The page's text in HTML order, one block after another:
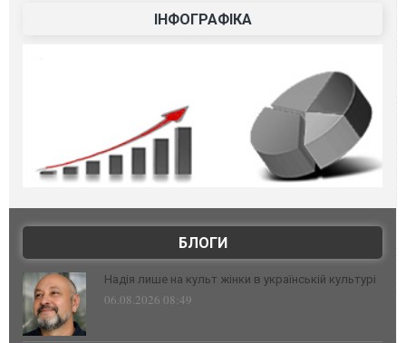
ІНФОГРАФІКА
БЛОГИ
Надія лише на культ жінки в українській культурі
06.08.2026 08:49